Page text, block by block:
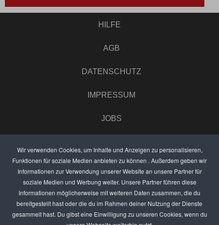
Wir verwenden Cookies, um Inhalte und Anzeigen zu personalisieren,
Funktionen für soziale Medien anbieten zu können . Außerdem geben wir
Informationen zur Verwendung unserer Website an unsere Partner für
soziale Medien und Werbung weiter. Unsere Partner führen diese
Informationen möglicherweise mit weiteren Daten zusammen, die du
bereitgestellt hast oder die du im Rahmen deiner Nutzung der Dienste
gesammelt hast. Du gibst eine Einwilligung zu unseren Cookies, wenn du
HILFE
AGB
DATENSCHUTZ
IMPRESSUM
JOBS
ANZEIGEN PREISE
BEWERTET UNS
KONTAKT